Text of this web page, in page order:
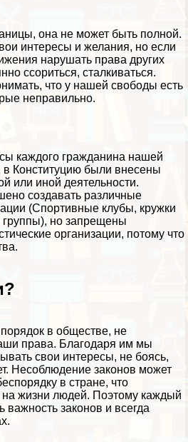
она не может быть полной.
интересы и желания, но если
нарушать права других
ссориться, сталкиваться.
что у нашей свободы есть
неправильно.
каждого гражданина нашей
Конституцию были внесены
или иной деятельности.
создавать различные
(Спортивные клубы, кружки
но запрещены
организации, потому что
в обществе, не
права. Благодаря им мы
свои интересы, не боясь,
Несоблюдение законов может
в стране, что
на жизни людей. Поэтому каждый
важность законов и всегда